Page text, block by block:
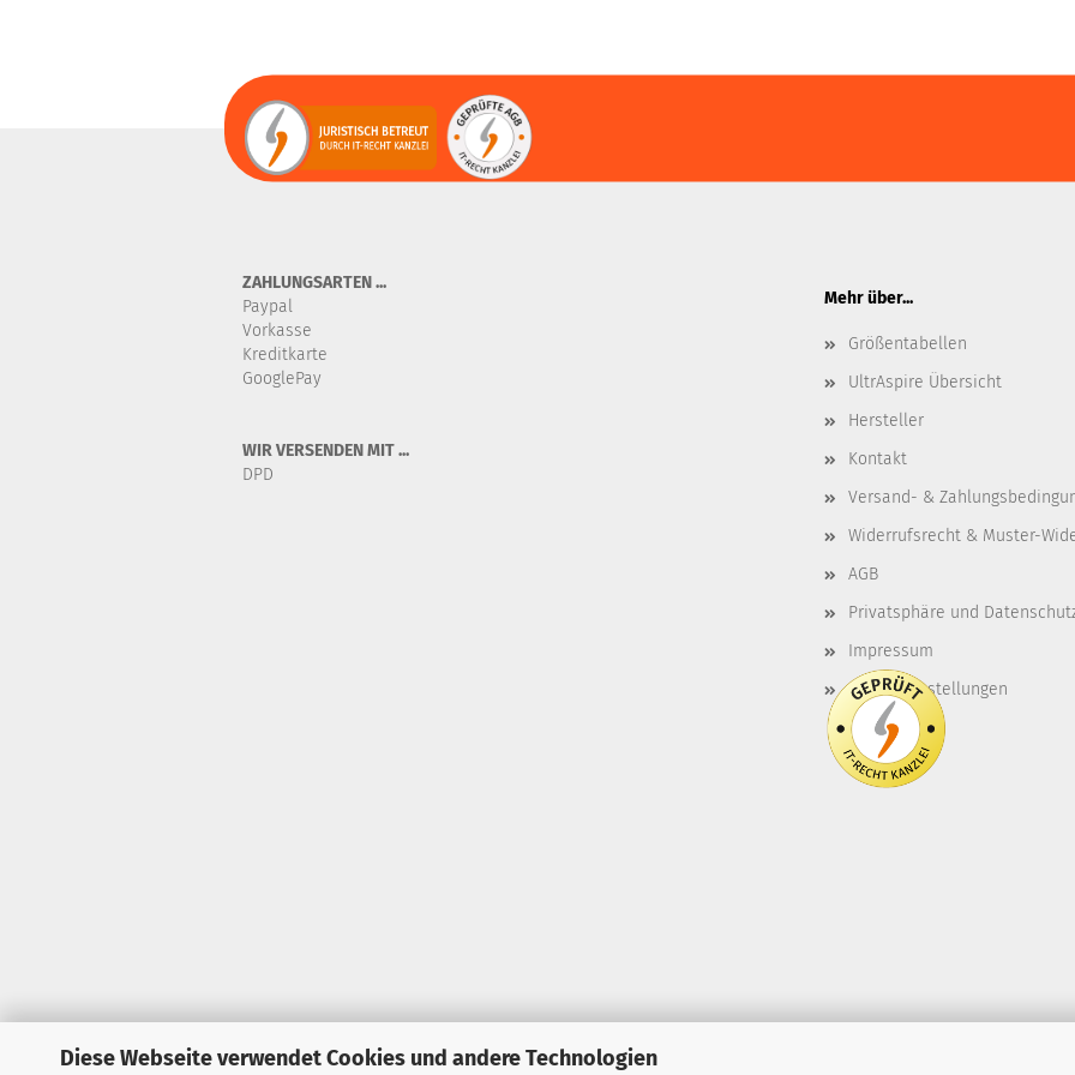
Diese Webseite verwendet Cookies und andere Technologien
ZAHLUNGSARTEN ...
Paypal
Vorkasse
Kreditkarte
GooglePay
WIR VERSENDEN MIT ...
DPD
Mehr über...
Größentabellen
UltrAspire Übersicht
Hersteller
Kontakt
Versand- &
Widerrufsrecht & Muster-
AGB
Privatsphäre und
Impressum
Cookie Einstellungen